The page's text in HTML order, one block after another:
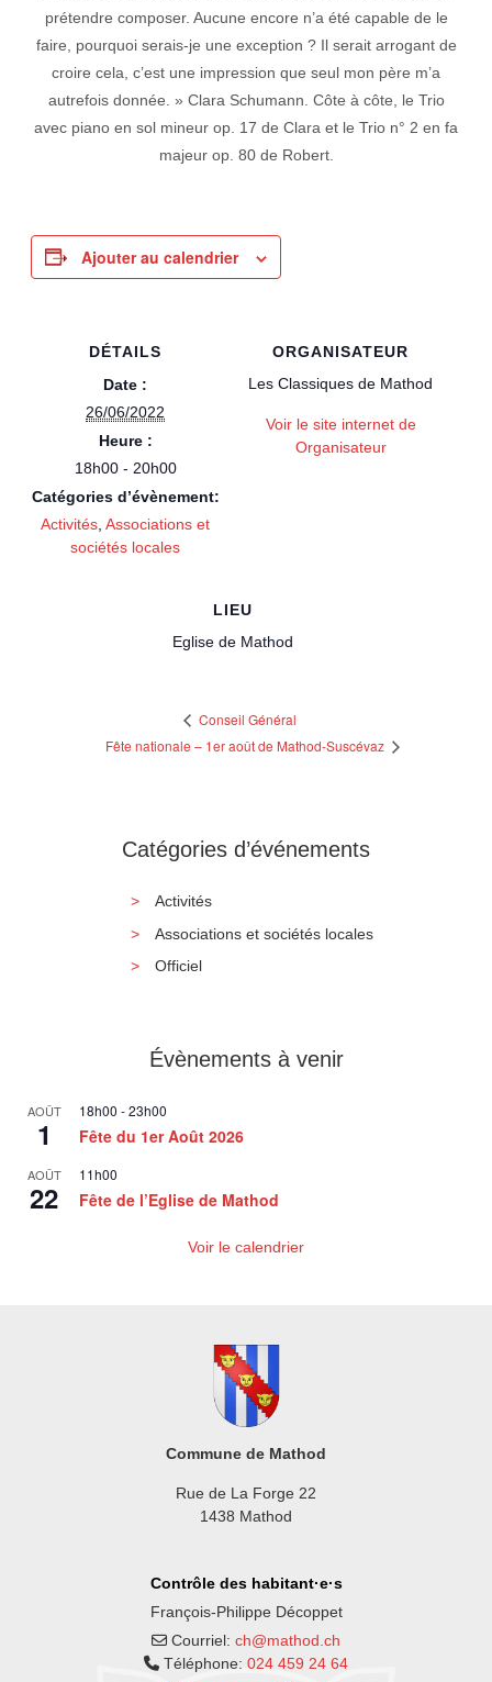
Catégories d’événements
Activités
Associations et sociétés locales
Officiel
prétendre composer. Aucune encore n’a été capable de le
faire, pourquoi serais-je une exception ? Il serait arrogant de
croire cela, c’est une impression que seul mon père m’a
autrefois donnée. » Clara Schumann. Côte à côte, le Trio
avec piano en sol mineur op. 17 de Clara et le Trio n° 2 en fa
majeur op. 80 de Robert.
Ajouter au calendrier
DÉTAILS
Date :
26/06/2022
Heure :
18h00 - 20h00
Catégories d’évènement:
Activités Associations et
sociétés locales
ORGANISATEUR
Les Classiques de Mathod
Voir le site internet de
Organisateur
LIEU
Eglise de Mathod
Conseil Général
Fête nationale – 1er août de Mathod-Suscévaz
Évènements à venir
AOÛT
1
18h00 -23h00
Fête du 1er Août 2026
AOÛT
22
11h00
Fête de l’Eglise de Mathod
Voir le calendrier
Commune de Mathod
Rue de La Forge 22
1438 Mathod
Contrôle des habitant·e·s
François-Philippe Décoppet
Courriel: ch@mathod.ch
Téléphone:024 459 24 64